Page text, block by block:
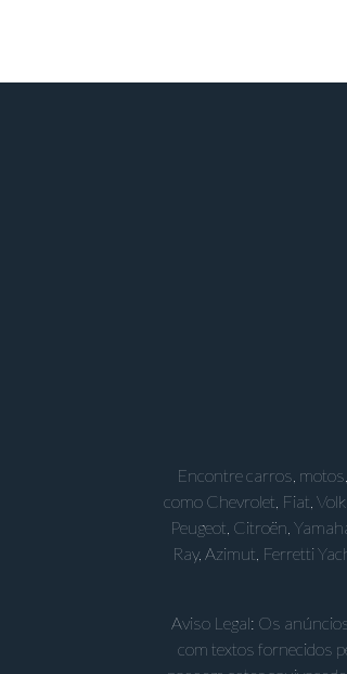
Encontre carros,
como Chevrolet, Fiat,
Peugeot, Citroën,
Ray, Azimut, Ferretti
Aviso Legal: Os
com textos fornecidos